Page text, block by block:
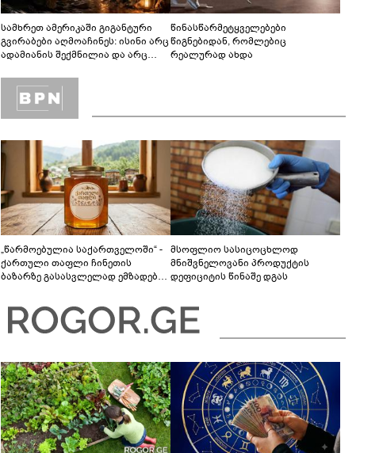
სამხრეთ ამერიკაში გიგანტური
გვირაბები აღმოაჩინეს: ისინი არც
ადამიანის შექმნილია და არც
ლაბირინთები?
წინასწარმეტყველებები
წიგნებიდან, რომლებიც
რეალურად ახდა
„წარმოებულია საქართველოში“ -
ქართული თაფლი ჩინეთის
ბაზარზე გასასვლელად ემზადება -
მსოფლიო სასიცოცხლოდ
მნიშვნელოვანი პროდუქტის
დეფიციტის წინაშე დგას